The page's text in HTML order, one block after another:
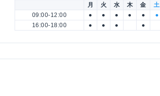
月 火 水 木 金 土
09:00-12:00
● ● ● ● ●
●
16:00-18:00
● ● ● ●